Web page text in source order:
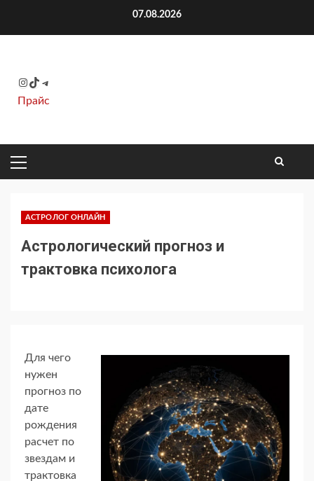
07.08.2026
Instagram
TikTok
Telegram
Прайс
ОСНОВНОЕ
МЕНЮ
АСТРОЛОГ ОНЛАЙН
Астрологический прогноз и
трактовка психолога
Для чего
нужен
прогноз по
дате
рождения
расчет по
звездам и
трактовка